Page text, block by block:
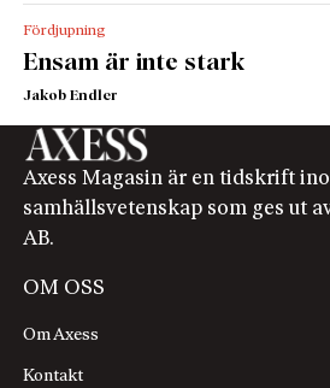
Fördjupning
Ensam är inte stark
Jakob Endler
Axess Magasin är en tidskrift
samhällsvetenskap som ges ut
AB.
OM OSS
Om Axess
Kontakt